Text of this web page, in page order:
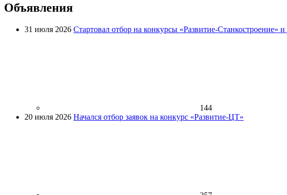
Объявления
31 июля 2026 Стартовал отбор на конкурсы «Развитие-Станкостроение»
144
20 июля 2026 Начался отбор заявок на конкурс «Развитие-ЦТ»